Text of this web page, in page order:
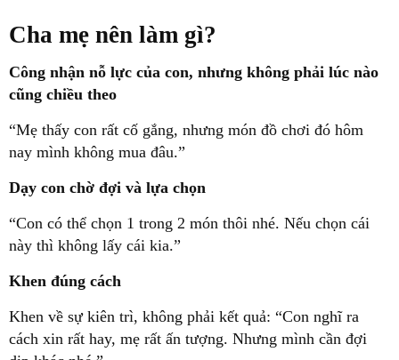
Cha mẹ nên làm gì?
Công nhận nỗ lực của con, nhưng không phải lúc nào
cũng chiều theo
“Mẹ thấy con rất cố gắng, nhưng món đồ chơi đó hôm
nay mình không mua đâu.”
Dạy con chờ đợi và lựa chọn
“Con có thể chọn 1 trong 2 món thôi nhé. Nếu chọn cái
này thì không lấy cái kia.”
Khen đúng cách
Khen về sự kiên trì, không phải kết quả: “Con nghĩ ra
cách xin rất hay, mẹ rất ấn tượng. Nhưng mình cần đợi